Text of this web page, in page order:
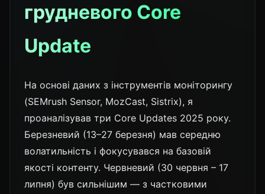
грудневого Core
Update
На основі даних з інструментів моніторингу
(SEMrush Sensor, MozCast, Sistrix), я
проаналізував три Core Updates 2025 року.
Березневий (13–27 березня) мав середню
волатильність і фокусувався на базовій
якості контенту. Червневий (30 червня – 17
липня) був сильнішим — з частковими